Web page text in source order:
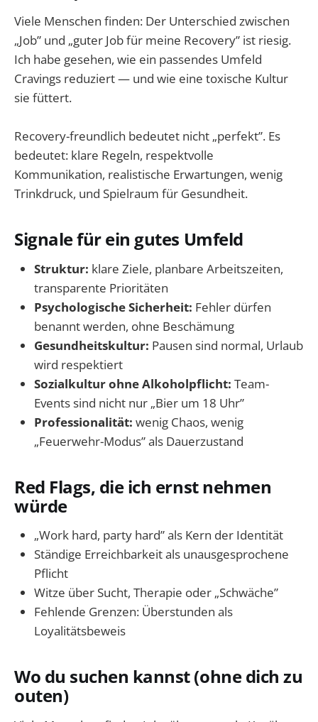
Viele Menschen finden: Der Unterschied zwischen
„Job” und „guter Job für meine Recovery” ist riesig.
Ich habe gesehen, wie ein passendes Umfeld
Cravings reduziert — und wie eine toxische Kultur
sie füttert.
Recovery-freundlich bedeutet nicht „perfekt”. Es
bedeutet: klare Regeln, respektvolle
Kommunikation, realistische Erwartungen, wenig
Trinkdruck, und Spielraum für Gesundheit.
Signale für ein gutes Umfeld
Struktur: klare Ziele, planbare Arbeitszeiten,
transparente Prioritäten
Psychologische Sicherheit: Fehler dürfen
benannt werden, ohne Beschämung
Gesundheitskultur: Pausen sind normal, Urlaub
wird respektiert
Sozialkultur ohne Alkoholpflicht: Team-
Events sind nicht nur „Bier um 18 Uhr”
Professionalität: wenig Chaos, wenig
„Feuerwehr-Modus” als Dauerzustand
Red Flags, die ich ernst nehmen
würde
„Work hard, party hard” als Kern der Identität
Ständige Erreichbarkeit als unausgesprochene
Pflicht
Witze über Sucht, Therapie oder „Schwäche”
Fehlende Grenzen: Überstunden als
Loyalitätsbeweis
Wo du suchen kannst (ohne dich zu
outen)